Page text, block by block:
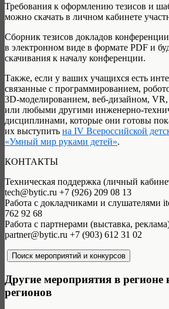
Требования к оформлению тезисов и
можно скачать в личном кабинете
Сборник тезисов докладов
в электронном виде в формате PDF и
скачивания к началу конференции.
Также, если у ваших учащихся есть
связанные с программированием,
3D-моделированием, веб-дизайном,
или любыми другими инженерно-
дисциплинами, которые они готовы
их выступить на IV Всероссийской
«Умный мир руками детей».
КОНТАКТЫ
Техническая поддержка (личный
tech@bytic.ru +7 (926) 209 08 13
Работа с докладчиками и слушателями
762 92 68
Работа с партнерами (выставка,
partner@bytic.ru +7 (903) 612 31 02
Другие мероприятия в регионе
регионов